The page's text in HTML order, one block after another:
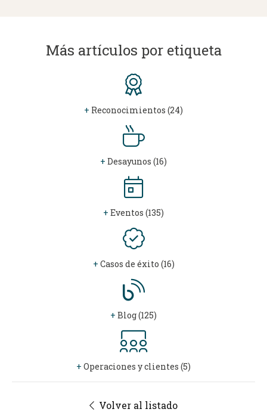
Más artículos por etiqueta
+ Reconocimientos (24)
+ Desayunos (16)
+ Eventos (135)
+ Casos de éxito (16)
+ Blog (125)
+ Operaciones y clientes (5)
Volver al listado